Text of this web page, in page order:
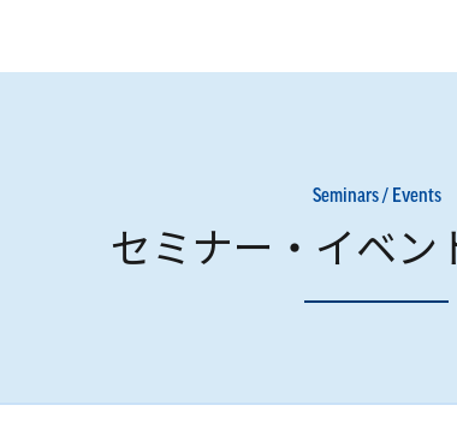
Seminars / Events
セミナー・イベン